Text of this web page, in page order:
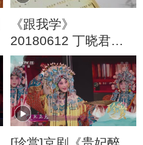
《跟我学》
20180612 丁晓君教
唱京剧《白蛇传》